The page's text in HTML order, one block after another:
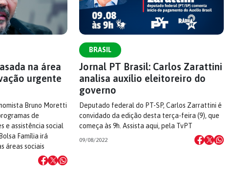
na área
urgente
Bruno Moretti
de
e assistência social
Família irá
áreas sociais
BRASIL
Jornal PT Brasil: Carlos Zarattini
analisa auxílio eleitoreiro do
governo
Deputado federal do PT-SP, Carlos Zarrattini é
convidado da edição desta terça-feira (9), que
começa às 9h. Assista aqui, pela TvPT
09/08/2022